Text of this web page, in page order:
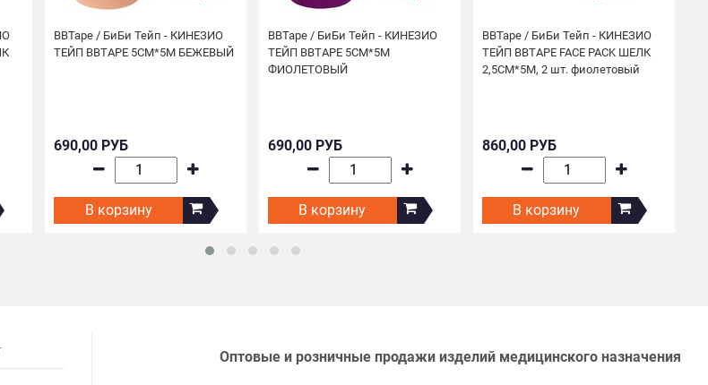
BBTape / БиБи Тейп - КИНЕЗИО
ТЕЙП BBTAPE 5СМ*5М БЕЖЕВЫЙ
690,00 РУБ
В корзину
BBTape / БиБи Тейп - КИНЕЗИО
ТЕЙП BBTAPE 5СМ*5М
ФИОЛЕТОВЫЙ
690,00 РУБ
В корзину
BBTape / БиБи Тейп - КИНЕЗИО
ТЕЙП BBTAPE FACE PACK ШЕЛК
2,5СМ*5М, 2 шт. фиолетовый
860,00 РУБ
В корзину
Оптовые и розничные продажи изделий медицинского назначения